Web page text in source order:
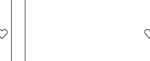
Ajouter